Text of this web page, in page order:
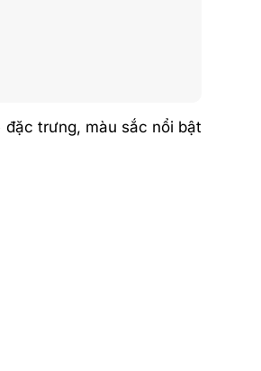
trưng, màu sắc nổi bật